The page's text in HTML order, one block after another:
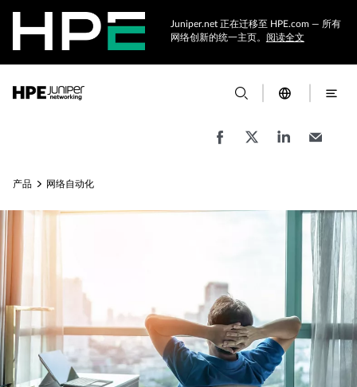
Juniper.net 正在迁移至 HPE.com — 所有
网络创新的统一主页。 阅读全文
产品 网络自动化